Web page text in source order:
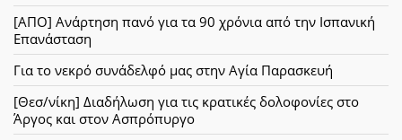
[ΑΠΟ] Ανάρτηση πανό για τα 90 χρόνια από την Ισπανική
Επανάσταση
Για το νεκρό συνάδελφό μας στην Αγία Παρασκευή
[Θεσ/νίκη] Διαδήλωση για τις κρατικές δολοφονίες στο
Άργος και στον Ασπρόπυργο